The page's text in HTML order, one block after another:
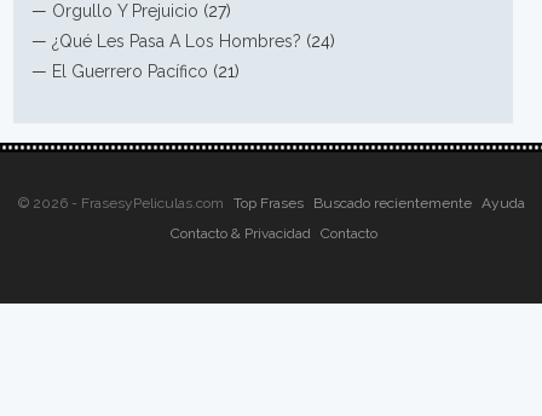
— Orgullo Y Prejuicio (27)
—¿Qué Les Pasa A Los Hombres? (24)
— El Guerrero Pacífico (21)
© 2026 - FrasesyPeliculas.com Top Frases Buscado recientemente
Ayuda
Contacto & Privacidad
Contacto